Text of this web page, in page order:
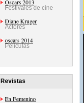
Oscars 2013
Festivales de cine
Diane Kruger
Actores
oscars 2014
Películas
Revistas
En Femenino